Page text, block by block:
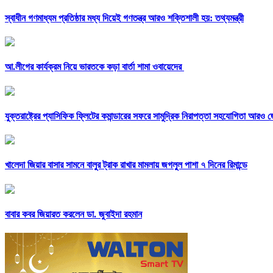
স্বাধীন গণমাধ্যম প্রতিষ্ঠার মধ্য দিয়েই গণতন্ত্র আরও শক্তিশালী হয়: তথ্যমন্ত্রী
আ.লীগের কার্যক্রম নিয়ে ভারতকে কড়া বার্তা শামা ওবায়েদের
যুক্তরাষ্ট্রের প্যাসিফিক ফ্লিটের কমান্ডারের সফরে সামুদ্রিক নিরাপত্তা সহযোগিতা আরও
খালেদা জিয়ার বাসার সামনে বালুর ট্রাক রাখার মামলায় জগলুল পাশা ৭ দিনের রিমান্ডে
বাবার কবর জিয়ারত করলেন ডা. জুবাইদা রহমান